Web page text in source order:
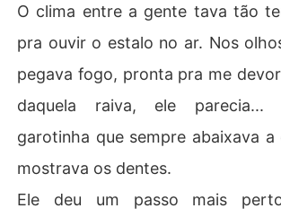
O clima entre a gente tava tão
pra ouvir o estalo no ar. Nos
pegava fogo, pronta pra me
daquela raiva, ele parecia...
garotinha que sempre abaixava a
mostrava os dentes.
Ele deu um passo mais